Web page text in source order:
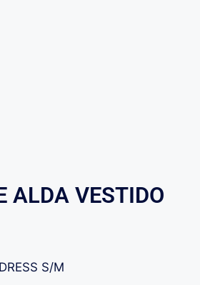
ALDA VESTIDO
S/M